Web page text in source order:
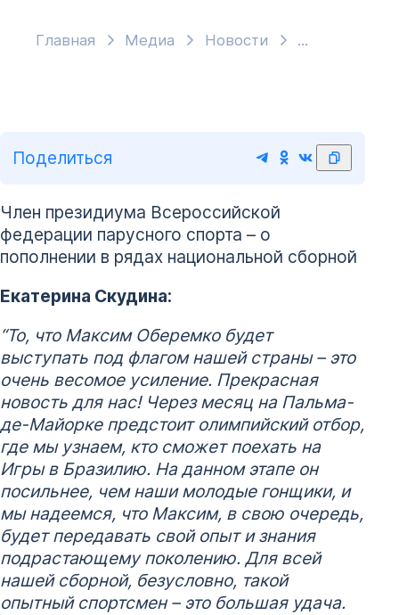
Главная Медиа Новости
Поделиться
Член президиума Всероссийской
федерации парусного спорта – о
пополнении в рядах национальной сборной
Екатерина Скудина:
“То, что Максим Оберемко будет
выступать под флагом нашей страны – это
очень весомое усиление. Прекрасная
новость для нас! Через месяц на Пальма-
де-Майорке предстоит олимпийский отбор,
где мы узнаем, кто сможет поехать на
Игры в Бразилию. На данном этапе он
посильнее, чем наши молодые гонщики, и
мы надеемся, что Максим, в свою очередь,
будет передавать свой опыт и знания
подрастающему поколению. Для всей
нашей сборной, безусловно, такой
опытный спортсмен – это большая удача.